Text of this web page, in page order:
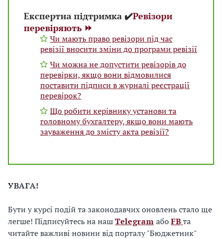
Експертна підтримка ✔️Ревізори
перевіряють ⏩
Чи мають право ревізори під час
ревізії вносити зміни до програми ревізії
Чи можна не допустити ревізорів до
перевірки, якщо вони відмовилися
поставити підписи в журналі реєстрації
перевірок?
Що робити керівнику установи та
головному бухгалтеру, якщо вони мають
зауваження до змісту акта ревізії?
УВАГА!
Бути у курсі подій та законодавчих оновлень стало ще
легше! Підписуйтесь на нашTelegram абоFBта
читайте важливі новини від порталу "Бюджетник"